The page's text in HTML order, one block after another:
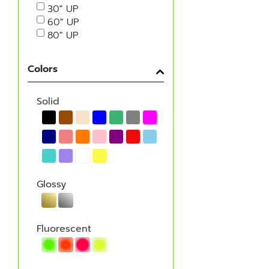
30" UP
60" UP
80" UP
Colors
Solid
Glossy
Fluorescent